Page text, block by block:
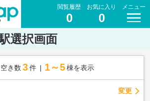
閲覧履歴
0
お気に入り
0
メニュー
選択画面
空き数 3 件 1～5 棟を表示
変更